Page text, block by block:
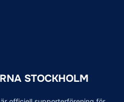
STOCKHOLM